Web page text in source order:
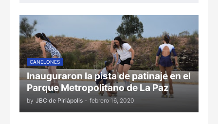
CANELONES
Inauguraron la pista de patinaje en el
Parque Metropolitano de La Paz
by JBC de Piriápolis - febrero 16, 2020